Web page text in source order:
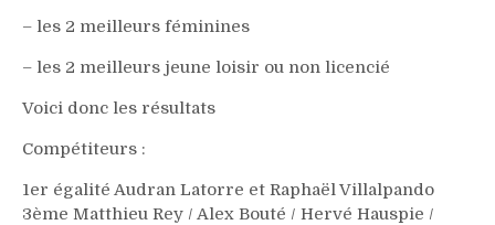
– les 2 meilleurs féminines
– les 2 meilleurs jeune loisir ou non licencié
Voici donc les résultats
Compétiteurs :
1er égalité Audran Latorre et Raphaël Villalpando
3ème Matthieu Rey / Alex Bouté / Hervé Hauspie /